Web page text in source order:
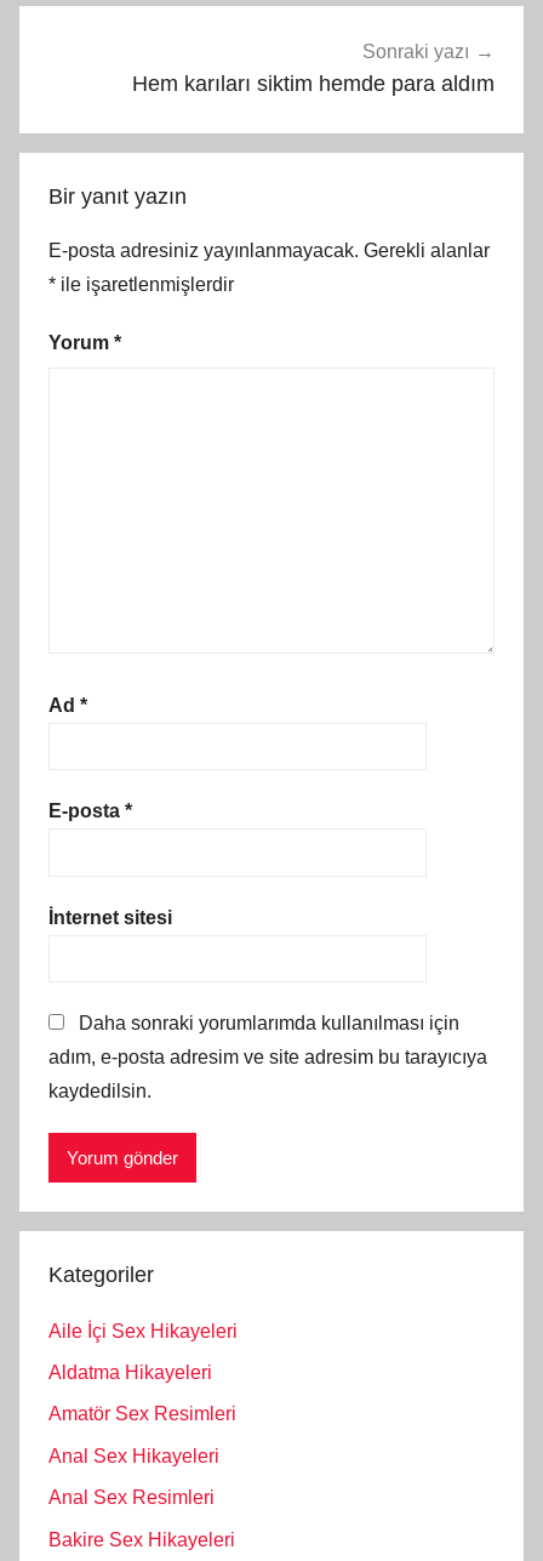
Sonraki yazı
Hem karıları siktim hemde para aldım
Bir yanıt yazın
E-posta adresiniz yayınlanmayacak. Gerekli alanlar
* ile işaretlenmişlerdir
Yorum *
Ad *
E-posta *
İnternet sitesi
Daha sonraki yorumlarımda kullanılması için
adım, e-posta adresim ve site adresim bu tarayıcıya
kaydedilsin.
Kategoriler
Aile İçi Sex Hikayeleri
Aldatma Hikayeleri
Amatör Sex Resimleri
Anal Sex Hikayeleri
Anal Sex Resimleri
Bakire Sex Hikayeleri